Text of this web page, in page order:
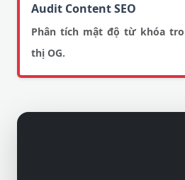
Audit Content SEO
Phân tích mật độ từ khóa
thị OG.